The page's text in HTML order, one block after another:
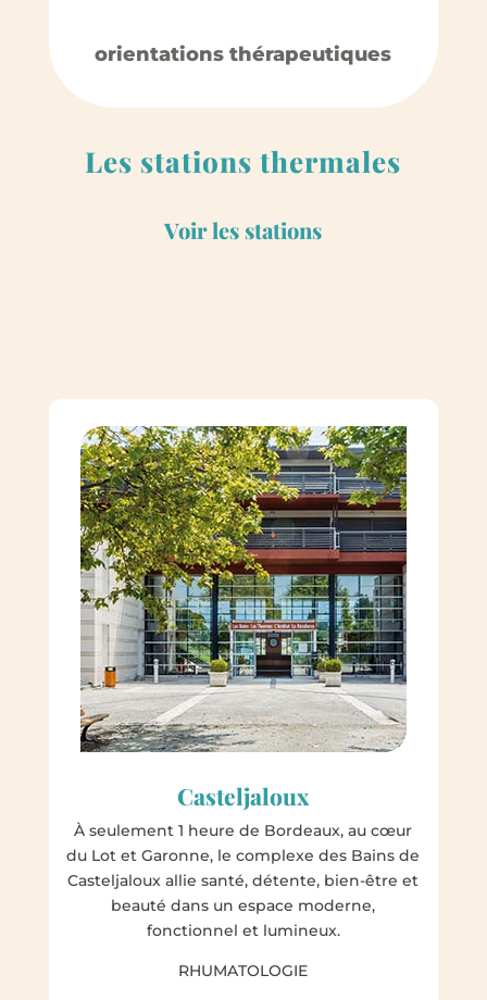
orientations thérapeutiques
Les stations thermales
Voir les stations
Casteljaloux
À seulement 1 heure de Bordeaux, au cœur
du Lot et Garonne, le complexe des Bains de
Casteljaloux allie santé, détente, bien-être et
beauté dans un espace moderne,
fonctionnel et lumineux.
RHUMATOLOGIE